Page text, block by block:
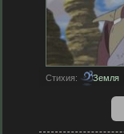
Стихия: Земля